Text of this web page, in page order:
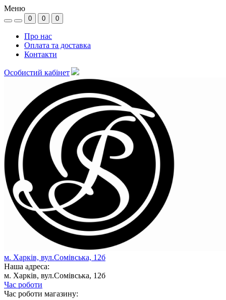
Меню
0 0 0
Про нас
Оплата та доставка
Контакти
Особистий кабінет
м. Харків, вул.Сомівська, 12б
Наша адреса:
м. Харків, вул.Сомівська, 12б
Час роботи
Час роботи магазину: